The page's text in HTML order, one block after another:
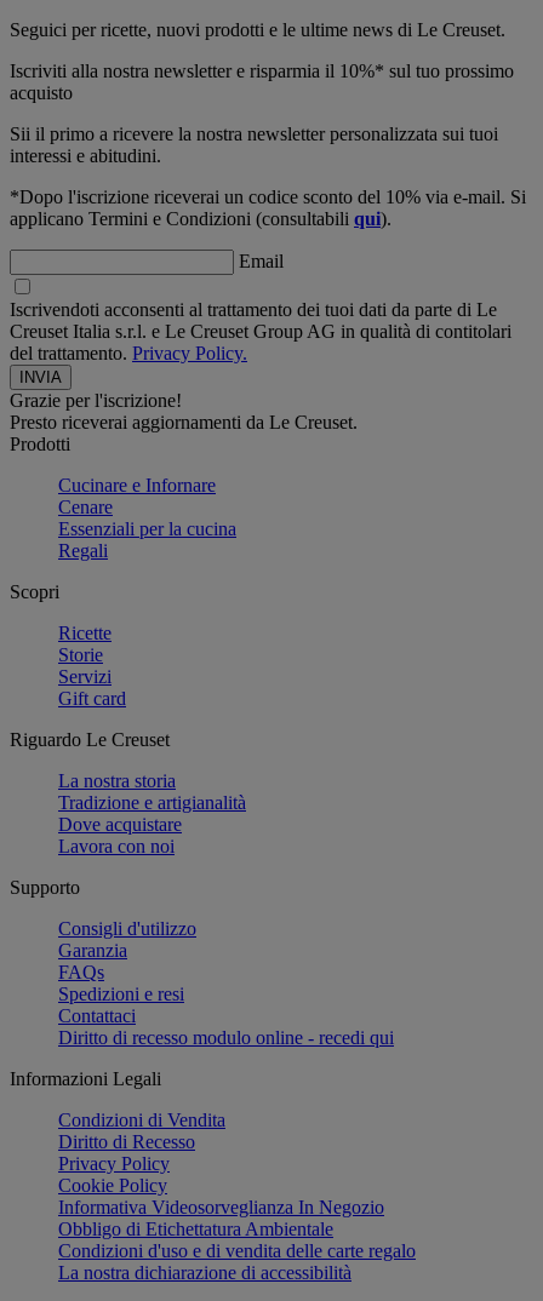
Seguici per ricette, nuovi prodotti e le ultime news di Le Creuset.
Iscriviti alla nostra newsletter e risparmia il 10%* sul tuo prossimo
acquisto
Sii il primo a ricevere la nostra newsletter personalizzata sui tuoi
interessi e abitudini.
*Dopo l'iscrizione riceverai un codice sconto del 10% via e-mail. Si
applicano Termini e Condizioni (consultabili qui).
Email
Iscrivendoti acconsenti al trattamento dei tuoi dati da parte di Le
Creuset Italia s.r.l. e Le Creuset Group AG in qualità di contitolari
del trattamento. Privacy Policy.
Grazie per l'iscrizione!
Presto riceverai aggiornamenti da Le Creuset.
Prodotti
Cucinare e Infornare
Cenare
Essenziali per la cucina
Regali
Scopri
Ricette
Storie
Servizi
Gift card
Riguardo Le Creuset
La nostra storia
Tradizione e artigianalità
Dove acquistare
Lavora con noi
Supporto
Consigli d'utilizzo
Garanzia
FAQs
Spedizioni e resi
Contattaci
Diritto di recesso modulo online - recedi qui
Informazioni Legali
Condizioni di Vendita
Diritto di Recesso
Privacy Policy
Cookie Policy
Informativa Videosorveglianza In Negozio
Obbligo di Etichettatura Ambientale
Condizioni d'uso e di vendita delle carte regalo
La nostra dichiarazione di accessibilità